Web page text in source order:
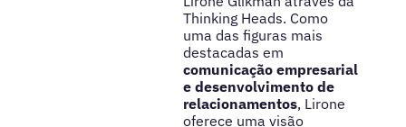
Thinking Heads. Como
uma das figuras mais
destacadas em
comunicação empresarial
e desenvolvimento de
relacionamentos, Lirone
oferece uma visão